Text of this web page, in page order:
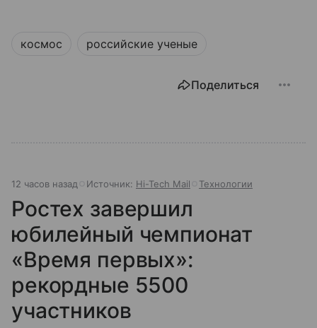
космос российские ученые
Поделиться
12 часов назад Источник: Hi-Tech Mail Технологии
Ростех завершил
юбилейный чемпионат
«Время первых»:
рекордные 5500
участников